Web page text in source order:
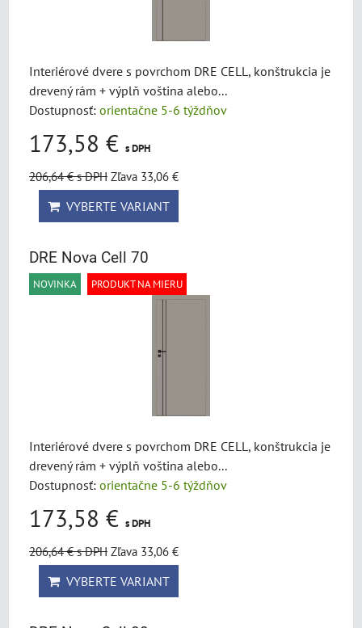
Interiérové dvere s povrchom DRE CELL, konštrukcia je
drevený rám + výplň voština alebo...
Dostupnosť: orientačne 5-6 týždňov
173,58 € s DPH
206,64 €s DPH Zľava 33,06 €
VYBERTE VARIANT
DRE Nova Cell 70
NOVINKA PRODUKT NA MIERU
Interiérové dvere s povrchom DRE CELL, konštrukcia je
drevený rám + výplň voština alebo...
Dostupnosť: orientačne 5-6 týždňov
173,58 € s DPH
206,64 €s DPH Zľava 33,06 €
VYBERTE VARIANT